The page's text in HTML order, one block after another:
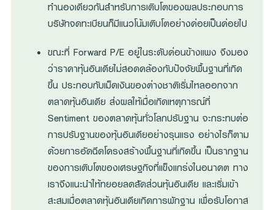
ทำนองเดียวกันสำหรับการเติบโตของผลประกอบการ
บริษัทจดทะเบียนก็มีแนวโน้มเติบโตอย่างค่อยเป็นค่อยไป
ขณะที่ Forward P/E อยู่ในระดับค่อนข้างแพง จึงมอง
ว่าราคาหุ้นอินเดียไม่สอดคล้องกับปัจจัยพื้นฐานที่เกิด
ขึ้น ประกอบกับเม็ดเงินของต่างชาติเริ่มไหลออกจาก
ตลาดหุ้นอินเดีย ส่งผลให้เมื่อเกิดเหตุการณ์ที่
Sentiment ของตลาดหุ้นทั่วโลกปรับฐาน จะกระทบต่อ
การปรับฐานของหุ้นอินเดียอย่างรุนแรง อย่างไรก็ตาม
ด้วยการอัดฉีดโครงสร้างพื้นฐานที่เกิดขึ้น เป็นรากฐาน
ของการเติบโตของเศรษฐกิจที่แข็งแกร่งในอนาคต ทาง
เราจึงแนะนำให้ทยอยลดสัดส่วนหุ้นอินเดีย และเริ่มเข้า
สะสมเมื่อตลาดหุ้นอินเดียเกิดการพักฐาน เพื่อรับโอกาส